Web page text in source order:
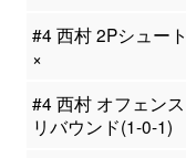
#4 西村 2Pシュート
×
#4 西村 オフェンス
リバウンド(1-0-1)